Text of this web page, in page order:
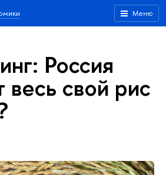
Меню
Россия
весь свой рис